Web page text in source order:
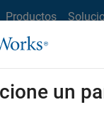
Productos
en
Oficinas
un